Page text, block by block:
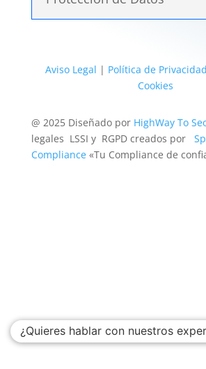
Aviso Legal | Política de Privacidad
Cookies
@ 2025 Diseñado por HighWay To
legales LSSI y RGPD creados por
Compliance«Tu Compliance de
¿Quieres hablar con nuestros